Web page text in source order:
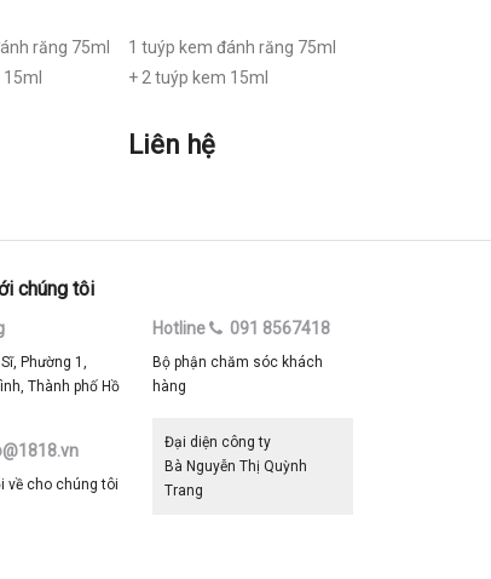
răng 75ml
1 tuýp kem đánh răng 75ml
+ 2 tuýp kem 15ml
Liên hệ
chúng tôi
Phường 1,
Thành phố Hồ
về cho chúng tôi
Hotline 091 8567418
Bộ phận chăm sóc khách
hàng
Đại diện công ty
Bà Nguyễn Thị Quỳnh
Trang